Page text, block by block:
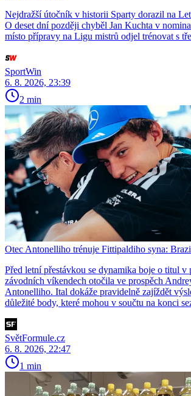
Nejdražší útočník v historii Sparty dorazil na
O deset dní později chyběl Jan Kuchta v
místo přípravy na Ligu mistrů odjel trénovat s
SportWin
6. 8. 2026, 23:39
2 min
Otec Antonelliho trénuje Fittipaldiho syna:
Před letní přestávkou se dynamika boje o titul v
závodních víkendech otočila ve prospěch
Antonelliho. Ital dokáže pravidelně zajíždět
důležité body, které mohou v součtu na konci
SvětFormule.cz
6. 8. 2026, 22:47
1 min